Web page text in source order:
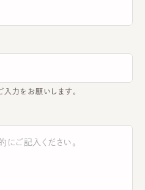
力をお願いします。